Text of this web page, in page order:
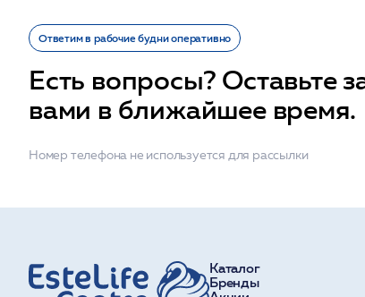
Ответим в рабочие будни оперативно
Есть вопросы? Оставьте
вами в ближайшее время.
Номер телефона не используется для рассылки
Каталог
Бренды